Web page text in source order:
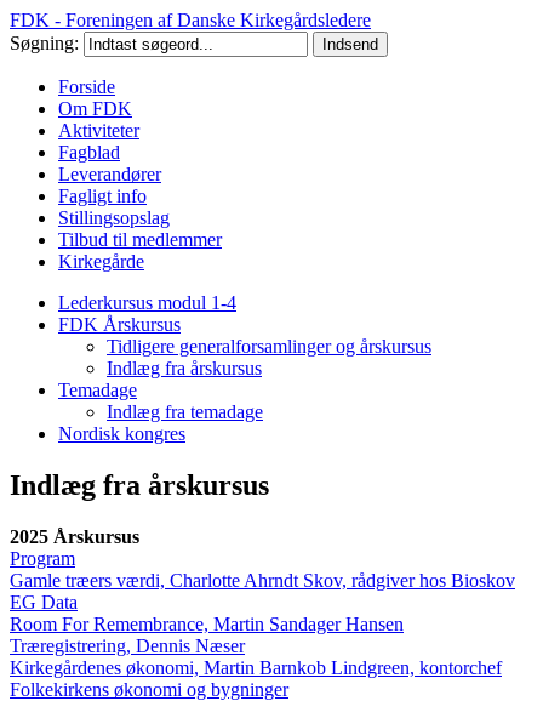
FDK - Foreningen af Danske Kirkegårdsledere
Søgning:
Forside
Om FDK
Aktiviteter
Fagblad
Leverandører
Fagligt info
Stillingsopslag
Tilbud til medlemmer
Kirkegårde
Lederkursus modul 1-4
FDK Årskursus
Tidligere generalforsamlinger og årskursus
Indlæg fra årskursus
Temadage
Indlæg fra temadage
Nordisk kongres
Indlæg fra årskursus
2025 Årskursus
Program
Gamle træers værdi, Charlotte Ahrndt Skov, rådgiver hos Bioskov
EG Data
Room For Remembrance, Martin Sandager Hansen
Træregistrering, Dennis Næser
Kirkegårdenes økonomi, Martin Barnkob Lindgreen, kontorchef
Folkekirkens økonomi og bygninger